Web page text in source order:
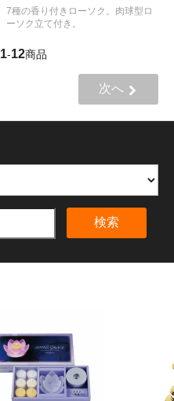
7種の香り付きローソク。肉球型ロ
ーソク立て付き。
1-12商品
次へ
検索